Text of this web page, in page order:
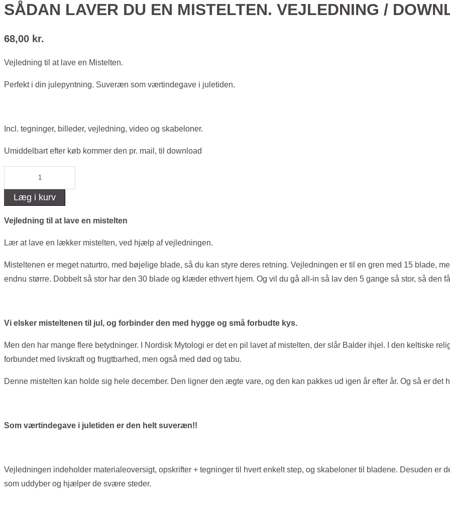
SÅDAN LAVER DU EN MISTELTEN. VEJLEDNING /
68,00 kr.
Vejledning til at lave en Mistelten.
Perfekt i din julepyntning. Suveræn som værtindegave i juletiden.
Incl. tegninger, billeder, vejledning, video og skabeloner.
Umiddelbart efter køb kommer den pr. mail, til download
laver
Vejledning
Læg i kurv
Vejledning til at lave en mistelten
Lær at lave en lækker mistelten, ved hjælp af vejledningen.
Misteltenen er meget naturtro, med bøjelige blade, så du kan styre deres retning. Vejledningen er til en gren med 15 blade,
endnu større. Dobbelt så stor har den 30 blade og klæder ethvert hjem. Og vil du gå all-in så lav den 5 gange så stor, så den
Vi elsker misteltenen til jul, og forbinder den med hygge og små forbudte kys.
Men den har mange flere betydninger. I Nordisk Mytologi er det en pil lavet af mistelten, der slår Balder ihjel. I den keltiske
forbundet med livskraft og frugtbarhed, men også med død og tabu.
Denne mistelten kan holde sig hele december. Den ligner den ægte vare, og den kan pakkes ud igen år efter år. Og så er det
Som værtindegave i juletiden er den helt suveræn!!
Vejledningen indeholder materialeoversigt, opskrifter + tegninger til hvert enkelt step, og skabeloner til bladene. Desuden er
som uddyber og hjælper de svære steder.